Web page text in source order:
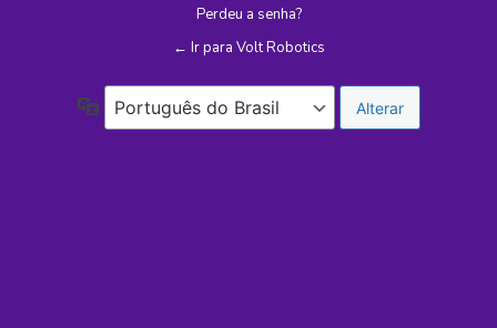
Perdeu a senha?
← Ir para Volt Robotics
Idioma